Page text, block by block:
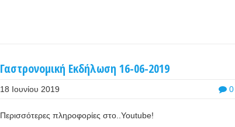
Γαστρονομική Εκδήλωση 16-06-2019
0
18 Ιουνίου 2019
Περισσότερες πληροφορίες στο..Youtube!